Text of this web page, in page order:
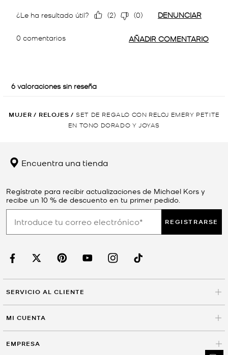
MUJER / RELOJES / SET DE REGALO CON RELOJ EMERY PETITE
EN TONO DORADO Y JOYAS
Encuentra una tienda
Regístrate para recibir actualizaciones de Michael Kors y
recibe un 10 % de descuento en tu primer pedido.
REGISTRARSE
SERVICIO AL CLIENTE
MI CUENTA
EMPRESA